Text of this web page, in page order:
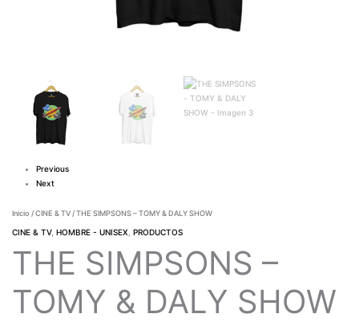
Previous
Next
Inicio /CINE & TV/ THE SIMPSONS – TOMY & DALY SHOW
CINE & TV,HOMBRE - UNISEX ,PRODUCTOS
THE SIMPSONS –
TOMY & DALY SHOW